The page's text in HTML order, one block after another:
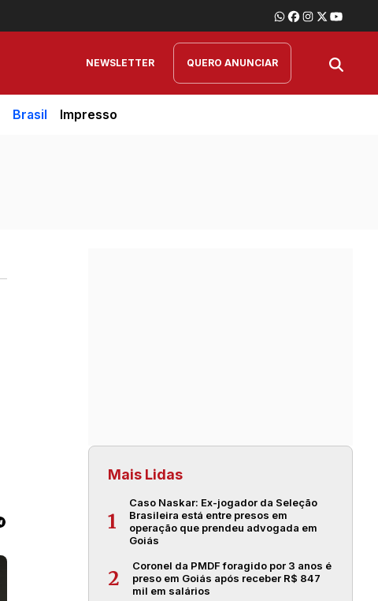
NEWSLETTER QUERO ANUNCIAR
Brasil Impresso
Mais Lidas
1
Caso Naskar: Ex-jogador da Seleção
Brasileira está entre presos em
operação que prendeu advogada em
Goiás
2
Coronel da PMDF foragido por 3 anos é
preso em Goiás após receber R$ 847
mil em salários